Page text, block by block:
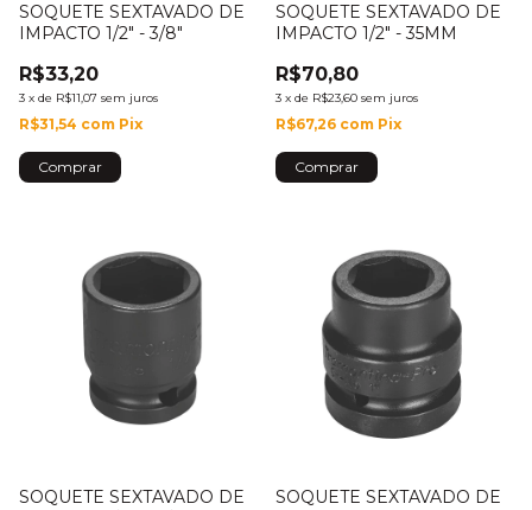
SOQUETE SEXTAVADO DE
IMPACTO 1/2" - 3/8"
R$33,20
3 x de R$11,07 sem juros
R$31,54 com Pix
SOQUETE SEXTAVADO DE
IMPACTO 1/2" - 35MM
R$70,80
3 x de R$23,60 sem juros
R$67,26 com Pix
SOQUETE SEXTAVADO DE
SOQUETE SEXTAVADO DE